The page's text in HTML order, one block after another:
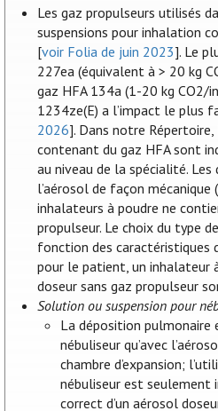
Les gaz propulseurs utilisés
suspensions pour inhalation
[voir Folia de juin 2023]. Le
227ea (équivalent à > 20 kg
gaz HFA 134a (1-20 kg CO2/
1234ze(E) a l’impact le plus
2026]. Dans notre
contenant du gaz HFA sont
au niveau de la spécialité.
l’aérosol de façon mécanique
inhalateurs à poudre ne
propulseur. Le choix du type
fonction des caractéristiques
pour le patient, un inhalateur
doseur sans gaz propulseur
Solution ou suspension pour
La déposition
nébuliseur qu’avec
chambre d’expansion;
nébuliseur est seulement
correct d’un aérosol